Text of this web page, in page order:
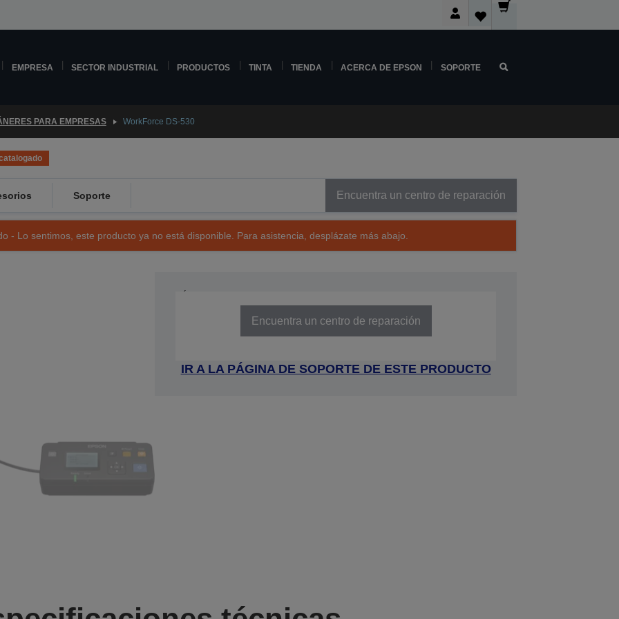
EMPRESA SECTOR INDUSTRIAL PRODUCTOS TINTA TIENDA ACERCA DE EPSON SOPORTE
PARA EMPRESAS WorkForce DS-530
Soporte Encuentra un centro de reparación
- Lo sentimos, este producto ya no está disponible. Para asistencia, desplázate más abajo.
Encuentra un centro de reparación
IR A LA PÁGINA DE SOPORTE DE ESTE PRODUCTO